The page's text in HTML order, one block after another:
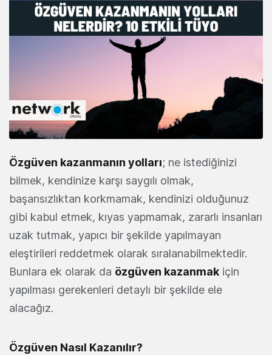
Özgüven kazanmanın yolları; ne istediğinizi
bilmek, kendinize karşı saygılı olmak,
başarısızlıktan korkmamak, kendinizi olduğunuz
gibi kabul etmek, kıyas yapmamak, zararlı insanları
uzak tutmak, yapıcı bir şekilde yapılmayan
eleştirileri reddetmek olarak sıralanabilmektedir.
Bunlara ek olarak da özgüven kazanmak için
yapılması gerekenleri detaylı bir şekilde ele
alacağız.
Özgüven Nasıl Kazanılır?